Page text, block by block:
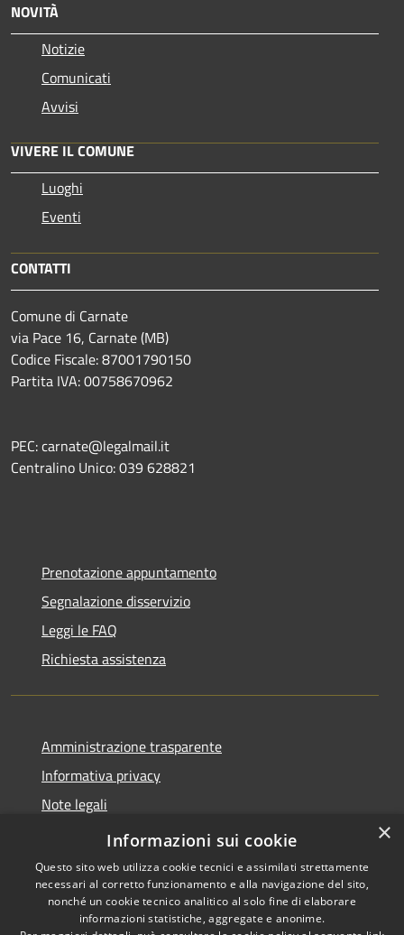
NOVITÀ
Notizie
Comunicati
Avvisi
VIVERE IL COMUNE
Luoghi
Eventi
CONTATTI
Comune di Carnate
via Pace 16, Carnate (MB)
Codice Fiscale: 87001790150
Partita IVA: 00758670962
PEC: carnate@legalmail.it
Centralino Unico: 039 628821
Prenotazione appuntamento
Segnalazione disservizio
Leggi le FAQ
Richiesta assistenza
Amministrazione trasparente
Informativa privacy
Note legali
Dichiarazione di accessibilità
Copyright © 2026 • Comune di
×
Informazioni sui cookie
Questo sito web utilizza cookie tecnici e assimilati strettamente
necessari al corretto funzionamento e alla navigazione del sito,
nonché un cookie tecnico analitico al solo fine di elaborare
informazioni statistiche, aggregate e anonime.